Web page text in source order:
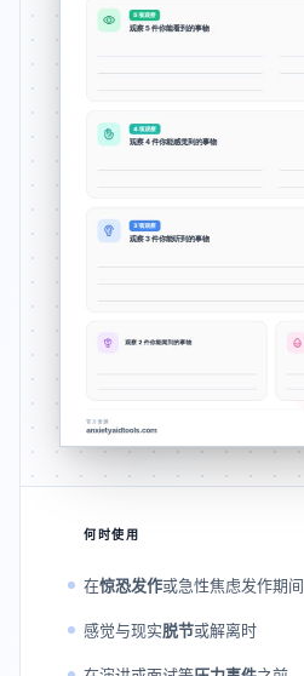
何时使用
在惊恐发作或急性焦虑发作期间
感觉与现实脱节或解离时